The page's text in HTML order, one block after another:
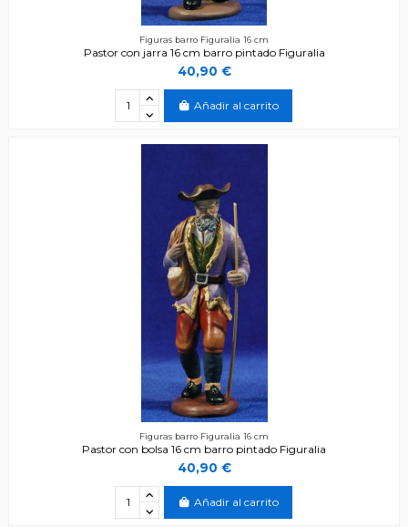
Figuras barro Figuralia 16 cm
Pastor con jarra 16 cm barro pintado Figuralia
40,90 €
Añadir al carrito
Figuras barro Figuralia 16 cm
Pastor con bolsa 16 cm barro pintado Figuralia
40,90 €
Añadir al carrito